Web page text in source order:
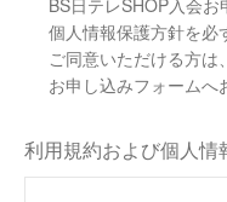
BS日テレSHOP入会お
個人情報保護方針を必
ご同意いただける方
お申し込みフォームへ
利用規約および個人情